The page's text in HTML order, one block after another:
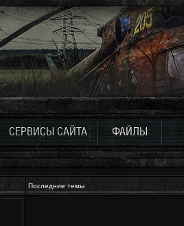
СЕРВИСЫ САЙТА ФАЙЛЫ
Последние темы